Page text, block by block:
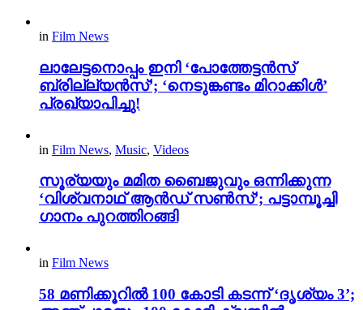
in Film News
ലാലേട്ടനൊപ്പം ഇനി ‘പോത്തേട്ടൻസ്
ബ്രില്ല്യൻസ്’; ‘നെടുങ്കണ്ടം മിറാക്കിൾ’
പ്രഖ്യാപിച്ചു!
in Film News, Music, Videos
സൂര്യയും മമിത ബൈജുവും ഒന്നിക്കുന്ന
‘വിശ്വനാഥ് ആൻഡ് സൺസ്’; പട്ടാമ്പൂച്ചി
ഗാനം പുറത്തിറങ്ങി
in Film News
58 മണിക്കൂറിൽ 100 കോടി കടന്ന് ‘ദൃശ്യം 3’;